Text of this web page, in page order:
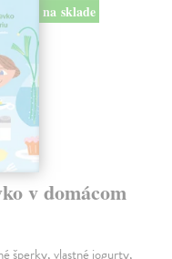
na sklade
v domácom
šperky, vlastné jogurty,